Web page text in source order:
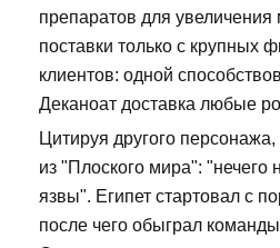
препаратов для
поставки только с
клиентов: одной
Деканоат доставка любые
Цитируя другого персонажа,
из "Плоского мира": "нечего
язвы". Египет стартовал с
после чего обыграл